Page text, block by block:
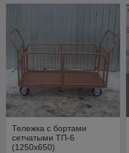
Тележка с бортами
сетчатыми ТП-6
(1250х650)